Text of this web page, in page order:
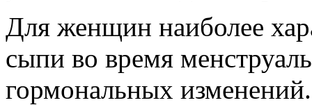
Для женщин наиболее
сыпи во время
гормональных изменений.